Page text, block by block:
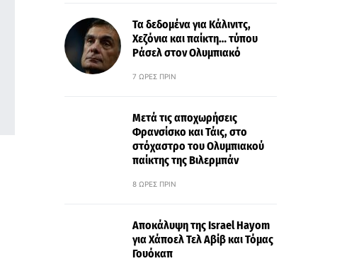
Τα δεδομένα για Κάλινιτς,
Χεζόνια και παίκτη… τύπου
Ράσελ στον Ολυμπιακό
7 ΏΡΕΣ ΠΡΙΝ
Μετά τις αποχωρήσεις
Φρανσίσκο και Τάις, στο
στόχαστρο του Ολυμπιακού
παίκτης της Βιλερμπάν
8 ΏΡΕΣ ΠΡΙΝ
Αποκάλυψη της Israel Hayom
για Χάποελ Τελ Αβίβ και Τόμας
Γουόκαπ